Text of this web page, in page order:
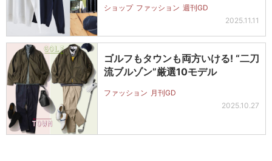
ショップ ファッション 週刊GD
2025.11.11
ゴルフもタウンも両方いける! “二刀
流ブルゾン”厳選10モデル
ファッション 月刊GD
2025.10.27